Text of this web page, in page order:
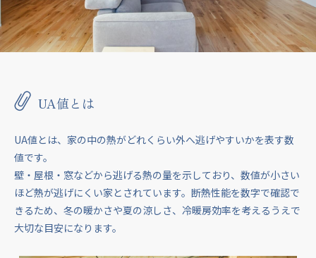
UA値とは
UA値とは、家の中の熱がどれくらい外へ逃げやすいかを表す数
値です。
壁・屋根・窓などから逃げる熱の量を示しており、数値が小さい
ほど熱が逃げにくい家とされています。断熱性能を数字で確認で
きるため、冬の暖かさや夏の涼しさ、冷暖房効率を考えるうえで
大切な目安になります。